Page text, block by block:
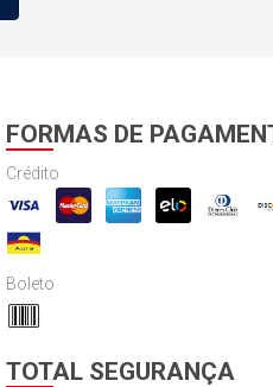
FORMAS DE
Crédito
Boleto
TOTAL SEGURANÇA